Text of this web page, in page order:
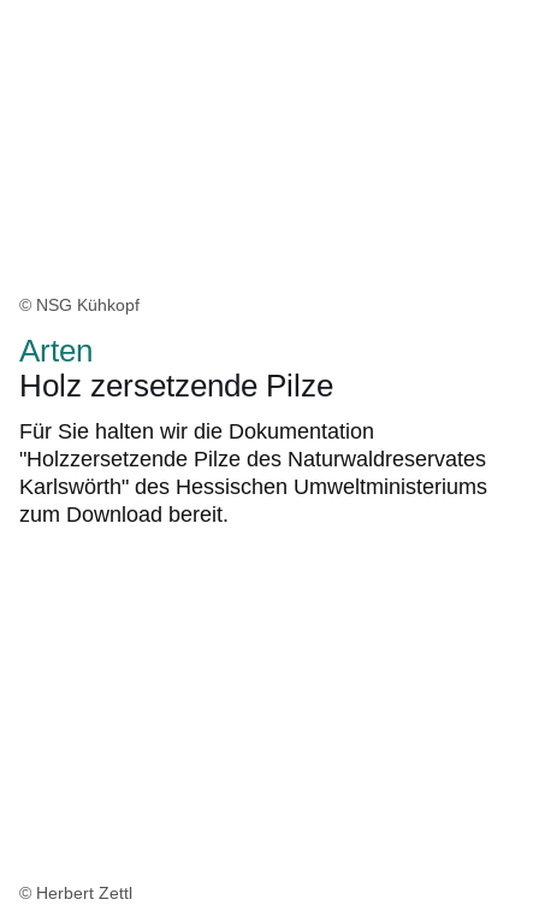
© NSG Kühkopf
Arten
Holz zersetzende Pilze
Für Sie halten wir die Dokumentation
"Holzzersetzende Pilze des Naturwaldreservates
Karlswörth" des Hessischen Umweltministeriums
zum Download bereit.
© Herbert Zettl